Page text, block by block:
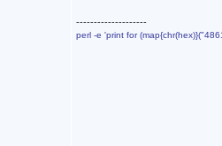
--------------------
perl -e 'print for